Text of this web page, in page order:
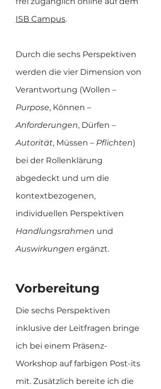
ISB Campus.
Durch die sechs Perspektiven
werden die vier Dimension von
Verantwortung (Wollen –
Purpose, Können –
Anforderungen, Dürfen –
Autorität, Müssen – Pflichten)
bei der Rollenklärung
abgedeckt und um die
kontextbezogenen,
individuellen Perspektiven
Handlungsrahmen und
Auswirkungen ergänzt.
Vorbereitung
Die sechs Perspektiven
inklusive der Leitfragen bringe
ich bei einem Präsenz-
Workshop auf farbigen Post-its
mit. Zusätzlich bereite ich die